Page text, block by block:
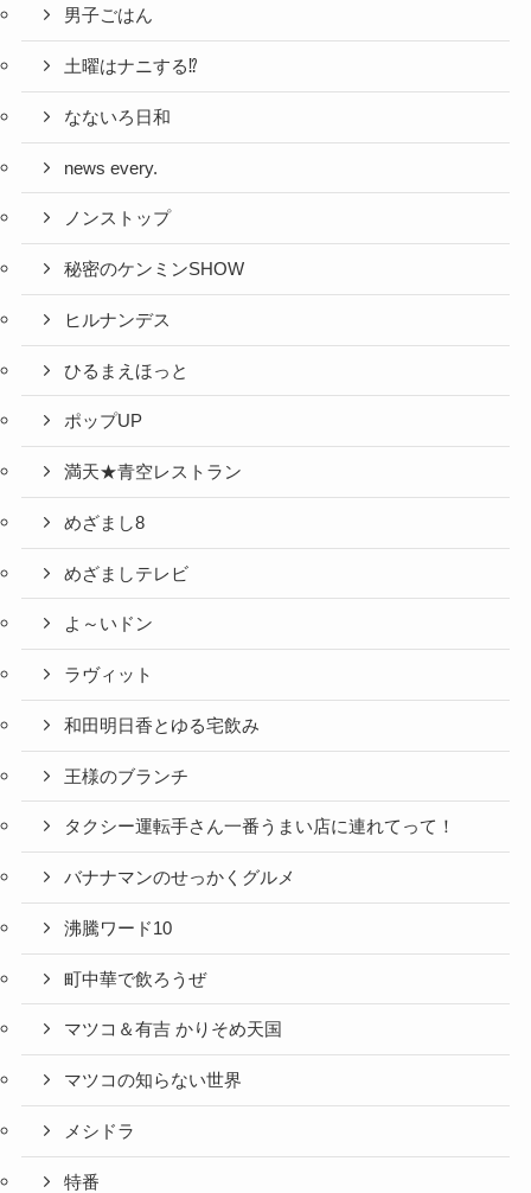
男子ごはん
土曜はナニする⁉
なないろ日和
news every.
ノンストップ
秘密のケンミンSHOW
ヒルナンデス
ひるまえほっと
ポップUP
満天★青空レストラン
めざまし8
めざましテレビ
よ～いドン
ラヴィット
和田明日香とゆる宅飲み
王様のブランチ
タクシー運転手さん一番うまい店に連れてって！
バナナマンのせっかくグルメ
沸騰ワード10
町中華で飲ろうぜ
マツコ＆有吉 かりそめ天国
マツコの知らない世界
メシドラ
特番